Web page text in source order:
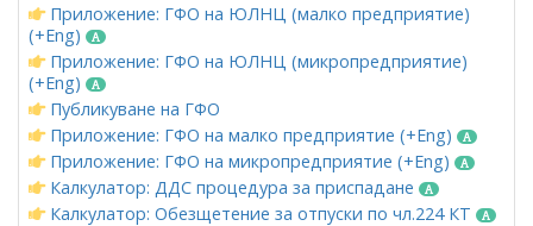
Приложение: ГФО на ЮЛНЦ (малко предприятие)
(+Eng)
Приложение: ГФО на ЮЛНЦ (микропредприятие)
(+Eng)
Публикуване на ГФО
Приложение: ГФО на малко предприятие (+Eng)
Приложение: ГФО на микропредприятие (+Eng)
Калкулатор: ДДС процедура за приспадане
Калкулатор: Обезщетение за отпуски по чл.224 КТ